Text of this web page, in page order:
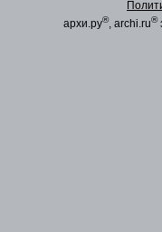
архи.ру®, archi.ru®